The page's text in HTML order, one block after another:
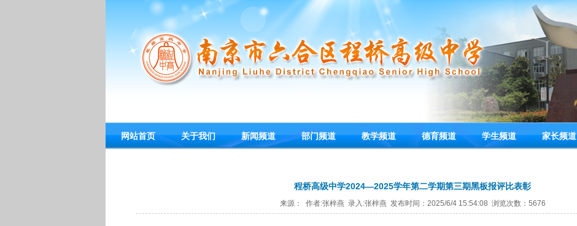
网站首页 关于我们 新闻频道 部门频道 教学频道 德育频道 学生频道 家长频道
程桥高级中学2024—2025学年第二学期第三期黑板报评比表彰
来源： 作者:张梓燕 录入:张梓燕 发布时间：2025/6/4 15:54:08 浏览次数：5676